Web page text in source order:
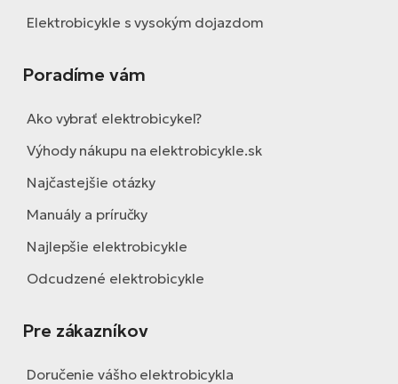
Elektrobicykle s vysokým dojazdom
Poradíme vám
Ako vybrať elektrobicykel?
Výhody nákupu na elektrobicykle.sk
Najčastejšie otázky
Manuály a príručky
Najlepšie elektrobicykle
Odcudzené elektrobicykle
Pre zákazníkov
Doručenie vášho elektrobicykla